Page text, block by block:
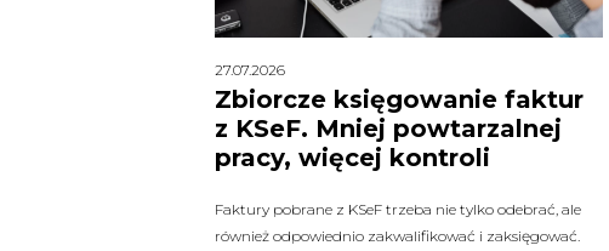
27.07.2026
Zbiorcze księgowanie faktur
z KSeF. Mniej powtarzalnej
pracy, więcej kontroli
Faktury pobrane z KSeF trzeba nie tylko odebrać, ale
również odpowiednio zakwalifikować i zaksięgować.